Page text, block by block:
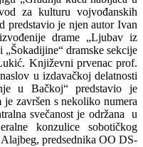
za kulturu vojvođanskih
predstavio je njen autor Ivan
drame „Ljubav iz
dramske sekcije
Književni prvenac prof.
u izdavačkoj delatnosti
u Bačkoj“ predstavio je
završen s nekoliko numera
svečanost je održana u
konzulice sobotičkog
predsednika OO DS-